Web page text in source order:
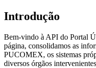
Introdução
Bem-vindo à API do Portal
página, consolidamos as
PUCOMEX, os sistemas
diversos órgãos